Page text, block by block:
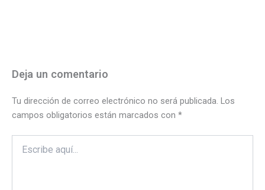
Deja un comentario
Tu dirección de correo electrónico no será publicada. Los
campos obligatorios están marcados con *
aquí...